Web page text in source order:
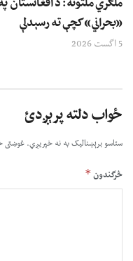
«بحراني» کچې ته رسېدلې
5 اگست 2026
ځواب دلته پرېږدئ
ستاسو برېښناليک به نه خپريږي.غوښتى
څرگندون*